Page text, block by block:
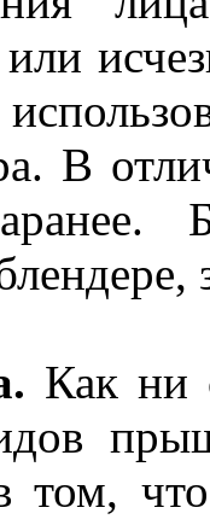
В
Как ни
том,